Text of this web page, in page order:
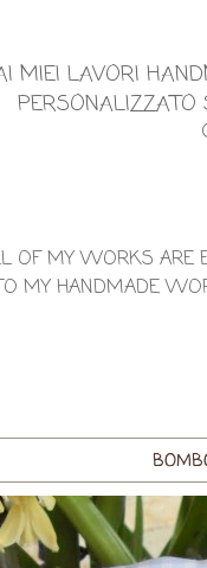
MIEI LAVORI
PERSONALIZZATO
OF MY WORKS ARE
MY HANDMADE